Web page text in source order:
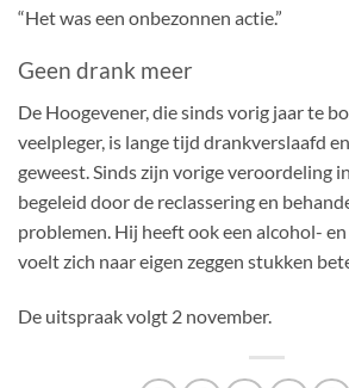
“Het was een onbezonnen actie.”
Geen drank meer
De Hoogevener, die sinds vorig jaar te
veelpleger, is lange tijd drankverslaafd
geweest. Sinds zijn vorige veroordeling
begeleid door de reclassering en
problemen. Hij heeft ook een alcohol-
voelt zich naar eigen zeggen stukken
De uitspraak volgt 2 november.